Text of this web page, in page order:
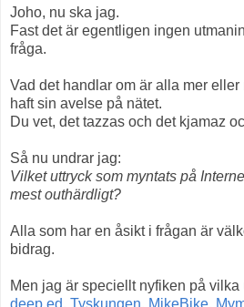
Joho, nu ska jag.
Fast det är egentligen ingen
fråga.
Vad det handlar om är alla mer
haft sin avelse på nätet.
Du vet, det tazzas och det kjamaz
Så nu undrar jag:
Vilket uttryck som myntats på
mest outhärdligt?
Alla som har en åsikt i frågan är
bidrag.
Men jag är speciellt nyfiken på vilka
deep.ed, Tyskungen, MikeBike,